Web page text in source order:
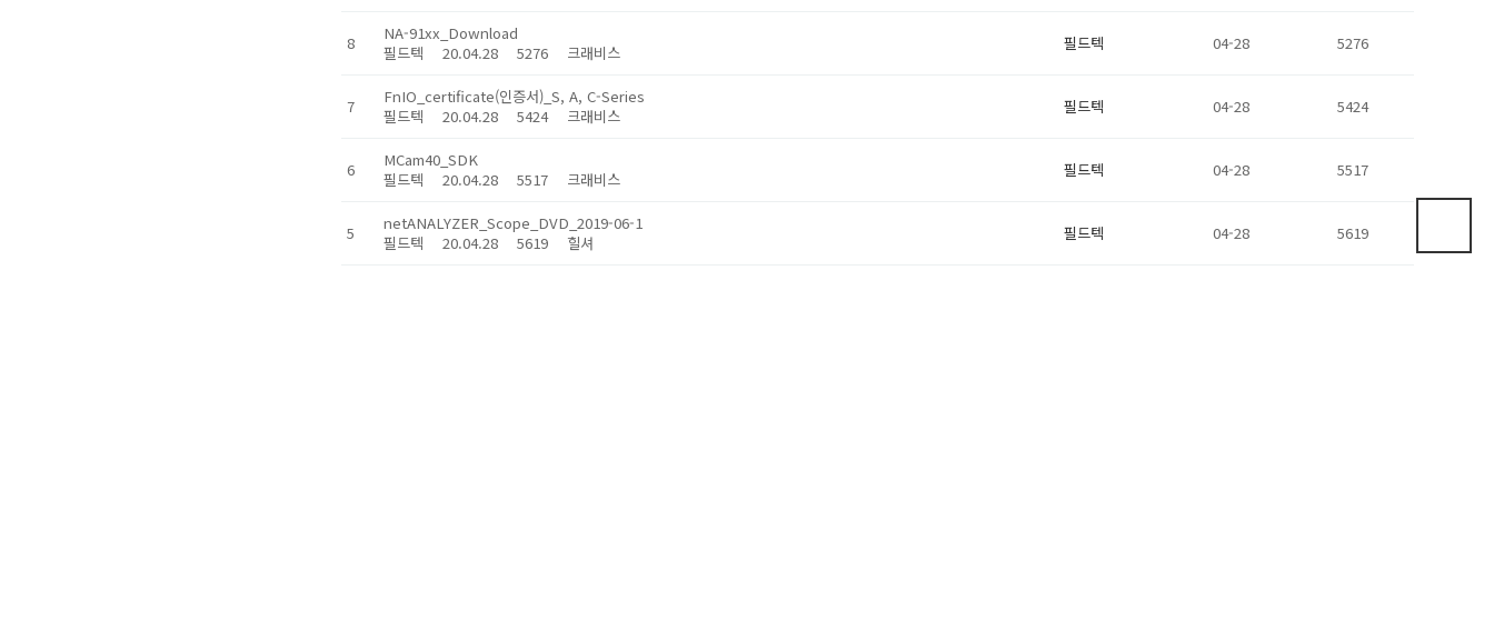
8
NA-91xx_Download
필드텍
20.04.28 5276 크래비스 필드텍 04-28 5276
7
FnIO_certificate(인증서)_S, A, C-Series
필드텍
20.04.28 5424 크래비스 필드텍 04-28 5424
6
MCam40_SDK
필드텍
20.04.28 5517 크래비스 필드텍 04-28 5517
5
netANALYZER_Scope_DVD_2019-06-1
필드텍
20.04.28 5619 힐셔 필드텍 04-28 5619